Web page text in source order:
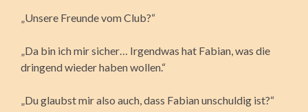
„Unsere Freunde vom Club?“
„Da bin ich mir sicher… Irgendwas hat Fabian, was die
dringend wieder haben wollen.“
„Du glaubst mir also auch, dass Fabian unschuldig ist?“